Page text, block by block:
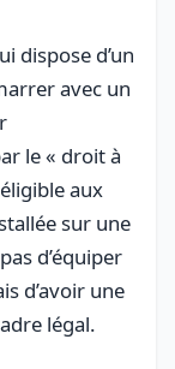
dispose d’un
avec un
le « droit à
aux
sur une
d’équiper
d’avoir une
légal.